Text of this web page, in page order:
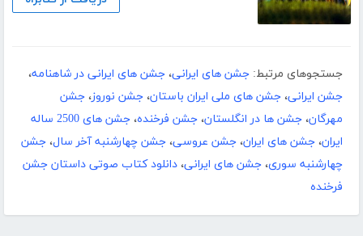
جستجوهای مرتبط: جشن های ایرانی، جشن های ایرانی در شاهنامه،
جشن ایرانی، جشن های ملی ایران باستان، جشن نوروز، جشن
مهرگان، جشن ها در انگلستان، جشن فرخنده،
جشن های 2500 ساله
ایران، جشن های ایران، جشن عروسی، جشن چهارشنبه آخر سال، جشن
چهارشنبه سوری، جشن های ایرانی، دانلود کتاب صوتی داستان جشن
فرخنده